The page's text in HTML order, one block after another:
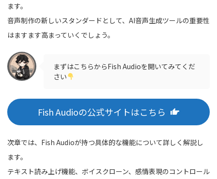
ます。
音声制作の新しいスタンダードとして、AI音声生成ツールの重要性
はますます高まっていくでしょう。
まずはこちらからFish Audioを開いてみてくだ
さい
Fish Audioの公式サイトはこちら
次章では、Fish Audioが持つ具体的な機能について詳しく解説し
ます。
テキスト読み上げ機能、ボイスクローン、感情表現のコントロール